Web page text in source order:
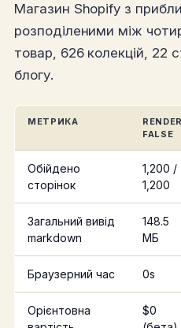
Магазин Shopify з
розподіленими між
товар, 626 колекцій, 22
блогу.
МЕТРИКА
FALSE
Обійдено
сторінок
1,200 /
1,200
Загальний вивід
markdown
148.5
МБ
Браузерний час 0s
Орієнтовна
$0